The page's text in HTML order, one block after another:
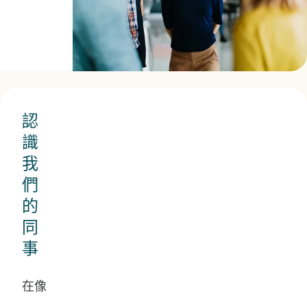
認
識
我
們
的
同
事
在像